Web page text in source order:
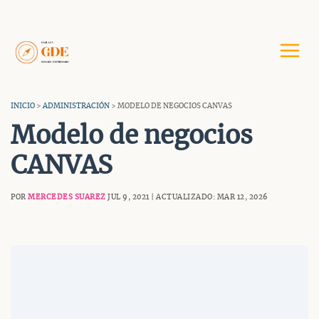
contenido
INICIO >ADMINISTRACIÓN > MODELO DE NEGOCIOS CANVAS
Modelo de negocios
CANVAS
POR MERCEDES SUAREZ JUL 9, 2021 | ACTUALIZADO: MAR 12, 2026